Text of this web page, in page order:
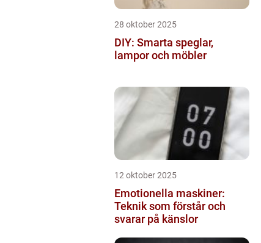
28 oktober 2025
DIY: Smarta speglar,
lampor och möbler
12 oktober 2025
Emotionella maskiner:
Teknik som förstår och
svarar på känslor